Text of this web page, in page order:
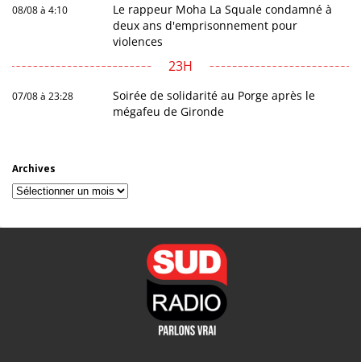
08/08 à 4:10
Le rappeur Moha La Squale condamné à
deux ans d'emprisonnement pour
violences
23H
07/08 à 23:28
Soirée de solidarité au Porge après le
mégafeu de Gironde
Archives
Archives